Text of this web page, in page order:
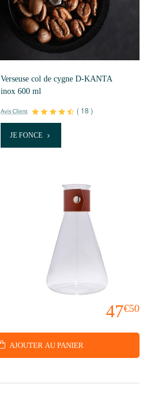
Verseuse col de cygne D-KANTA
inox 600 ml
( 18 )
JE FONCE
47€50
AJOUTER AU PANIER